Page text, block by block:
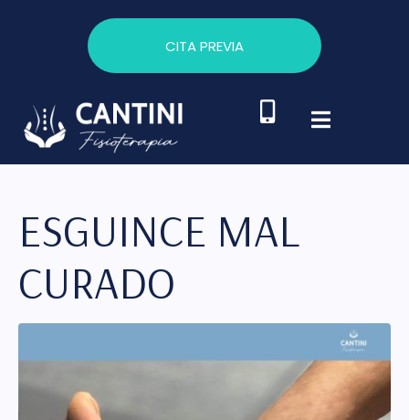
CITA PREVIA
ESGUINCE MAL
CURADO